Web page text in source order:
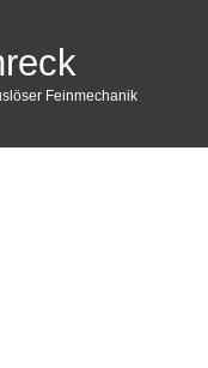
Feinmechanik